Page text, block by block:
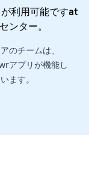
利用可能ですat
ンター。
のチームは、
アプリが機能し
ます。